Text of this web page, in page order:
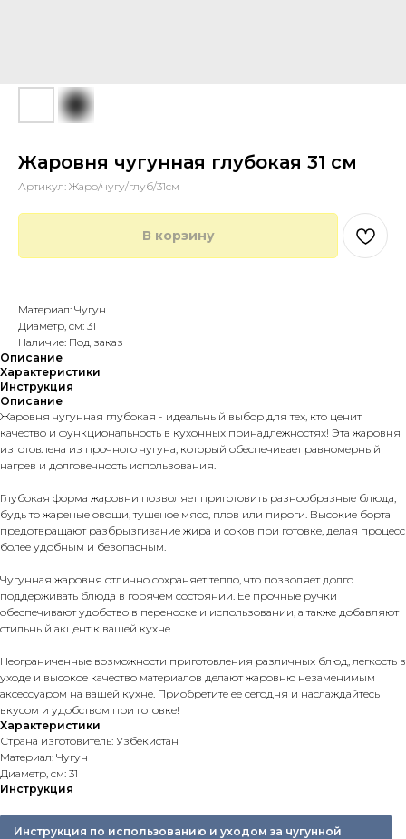
Жаровня чугунная глубокая 31 см
Артикул: Жаро/чугу/глуб/31см
В корзину
Материал: Чугун
Диаметр, см: 31
Наличие: Под заказ
Описание
Характеристики
Инструкция
Описание
Жаровня чугунная глубокая - идеальный выбор для тех, кто ценит
качество и функциональность в кухонных принадлежностях! Эта жаровня
изготовлена из прочного чугуна, который обеспечивает равномерный
нагрев и долговечность использования.
Глубокая форма жаровни позволяет приготовить разнообразные блюда,
будь то жареные овощи, тушеное мясо, плов или пироги. Высокие борта
предотвращают разбрызгивание жира и соков при готовке, делая процесс
более удобным и безопасным.
Чугунная жаровня отлично сохраняет тепло, что позволяет долго
поддерживать блюда в горячем состоянии. Ее прочные ручки
обеспечивают удобство в переноске и использовании, а также добавляют
стильный акцент к вашей кухне.
Неограниченные возможности приготовления различных блюд, легкость в
уходе и высокое качество материалов делают жаровню незаменимым
аксессуаром на вашей кухне. Приобретите ее сегодня и наслаждайтесь
вкусом и удобством при готовке!
Характеристики
Страна изготовитель: Узбекистан
Материал: Чугун
Диаметр, см: 31
Инструкция
Инструкция по использованию и уходом за чугунной